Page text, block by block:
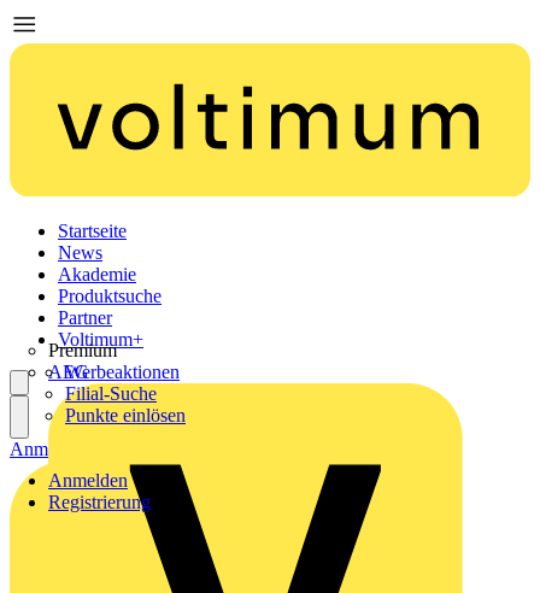
Startseite
News
Akademie
Produktsuche
Partner
Premium
AEG
Voltimum+
Werbeaktionen
Filial-Suche
Punkte einlösen
Anmelden
Registrierung
Anmelden